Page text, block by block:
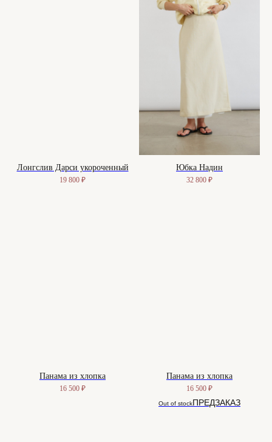
Лонгслив Дарси укороченный
19 800 ₽
Юбка Надин
32 800 ₽
Панама из хлопка
16 500 ₽
Панама из хлопка
16 500 ₽
Out of stock
*Instagram принадлежит компании
Meta, признанной экстремистской